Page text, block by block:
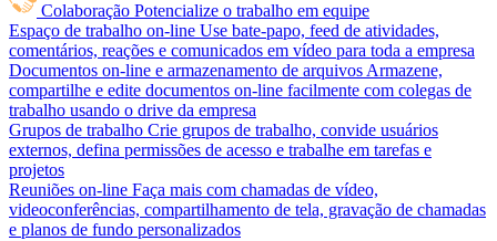
Colaboração Potencialize o trabalho em equipe
Espaço de trabalho on-line Use bate-papo, feed de atividades,
comentários, reações e comunicados em vídeo para toda a empresa
Documentos on-line e armazenamento de arquivos Armazene,
compartilhe e edite documentos on-line facilmente com colegas de
trabalho usando o drive da empresa
Grupos de trabalho Crie grupos de trabalho, convide usuários
externos, defina permissões de acesso e trabalhe em tarefas e
projetos
Reuniões on-line Faça mais com chamadas de vídeo,
videoconferências, compartilhamento de tela, gravação de chamadas
e planos de fundo personalizados